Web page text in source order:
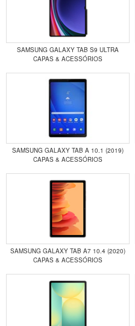
SAMSUNG GALAXY TAB S9 ULTRA
CAPAS & ACESSÓRIOS
SAMSUNG GALAXY TAB A 10.1 (2019)
CAPAS & ACESSÓRIOS
SAMSUNG GALAXY TAB A7 10.4 (2020)
CAPAS & ACESSÓRIOS